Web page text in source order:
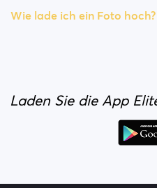
Wie lade ich ein Foto hoch?
Laden Sie die App